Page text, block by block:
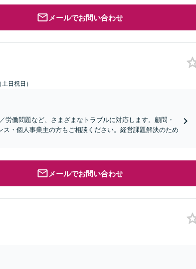
メールでお問い合わせ
日祝日）
労働問題など、さまざまなトラブルに対応します。顧問・
・個人事業主の方もご相談ください。経営課題解決のため
メールでお問い合わせ